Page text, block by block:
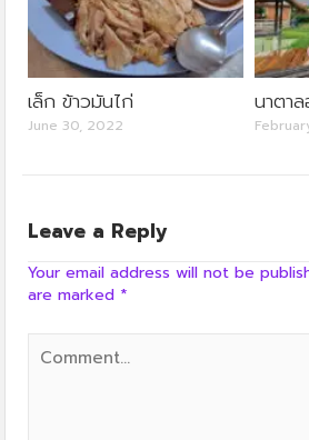
เล็ก ข้าวมันไก่
June 30, 2022
นาตา
Leave a Reply
Your email address will not be
are marked *